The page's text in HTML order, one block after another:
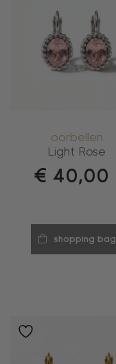
oorbellen
Light Rose
€ 40,00
shopping bag